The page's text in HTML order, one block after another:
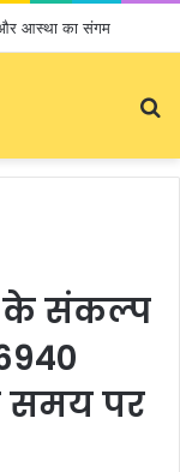
और आस्था का संगम
के संकल्प
समय पर